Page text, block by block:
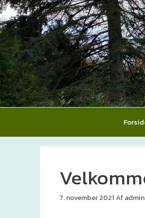
Hop
til
indhold
7. november 2021Afadmin